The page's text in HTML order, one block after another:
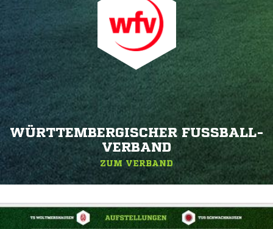
WÜRTTEMBERGISCHER FUSSBALL-V
ERBAND
ZUM VERBAND